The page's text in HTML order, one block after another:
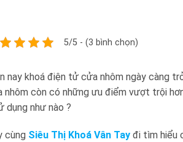
5/5 - (3 bình chọn)
nay khoá điện tử cửa nhôm ngày càng
nhôm còn có những ưu điểm vượt trội
dụng như nào ?
cùng Siêu Thị Khoá Vân Tay đi tìm hiểu